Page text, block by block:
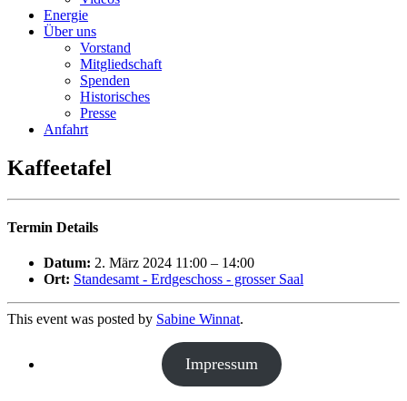
Energie
Über uns
Vorstand
Mitgliedschaft
Spenden
Historisches
Presse
Anfahrt
Kaffeetafel
Termin Details
Datum: 2. März 2024 11:00 – 14:00
Ort: Standesamt - Erdgeschoss - grosser Saal
This event was posted by Sabine Winnat.
Impressum